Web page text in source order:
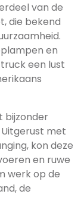
van de
die bekend
en
een lust
bijzonder
met
kon deze
en ruwe
werk op de
de